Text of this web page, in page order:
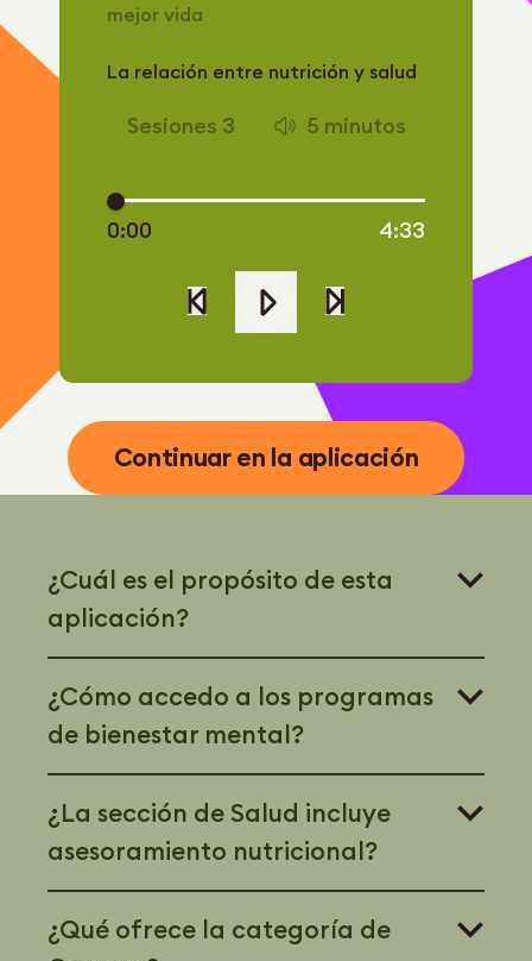
mejor vida
La relación entre nutrición y salud
Sesiones 3 5 minutos
0:00 4:33
Continuar en la aplicación
¿Cuál es el propósito de esta
aplicación?
¿Cómo accedo a los programas
de bienestar mental?
¿La sección de Salud incluye
asesoramiento nutricional?
¿Qué ofrece la categoría de